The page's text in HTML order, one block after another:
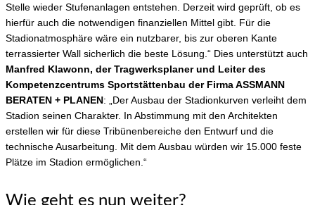
Stelle wieder Stufenanlagen entstehen. Derzeit wird geprüft, ob es
hierfür auch die notwendigen finanziellen Mittel gibt. Für die
Stadionatmosphäre wäre ein nutzbarer, bis zur oberen Kante
terrassierter Wall sicherlich die beste Lösung.“ Dies unterstützt auch
Manfred Klawonn, der Tragwerksplaner und Leiter des
Kompetenzcentrums Sportstättenbau der Firma ASSMANN
BERATEN + PLANEN: „Der Ausbau der Stadionkurven verleiht dem
Stadion seinen Charakter. In Abstimmung mit den Architekten
erstellen wir für diese Tribünenbereiche den Entwurf und die
technische Ausarbeitung. Mit dem Ausbau würden wir 15.000 feste
Plätze im Stadion ermöglichen.“
Wie geht es nun weiter?